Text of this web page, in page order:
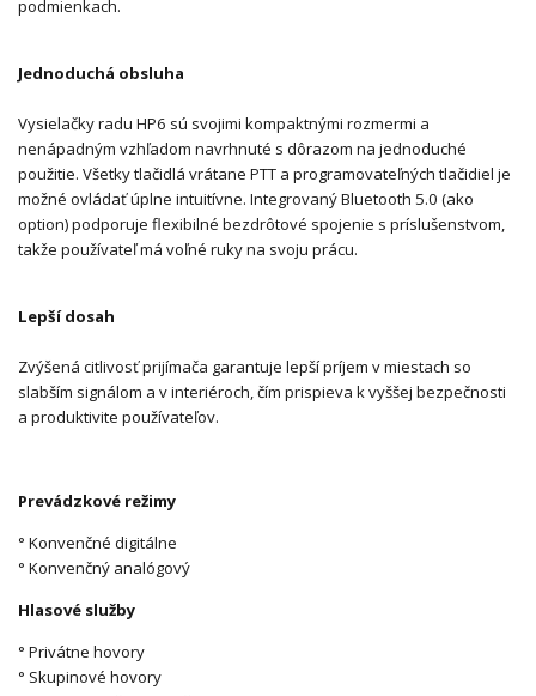
podmienkach.
Jednoduchá obsluha
Vysielačky radu HP6 sú svojimi kompaktnými rozmermi a
nenápadným vzhľadom navrhnuté s dôrazom na jednoduché
použitie. Všetky tlačidlá vrátane PTT a programovateľných tlačidiel je
možné ovládať úplne intuitívne. Integrovaný Bluetooth 5.0 (ako
option) podporuje flexibilné bezdrôtové spojenie s príslušenstvom,
takže používateľ má voľné ruky na svoju prácu.
Lepší dosah
Zvýšená citlivosť prijímača garantuje lepší príjem v miestach so
slabším signálom a v interiéroch, čím prispieva k vyššej bezpečnosti
a produktivite používateľov.
Prevádzkové režimy
° Konvenčné digitálne
° Konvenčný analógový
Hlasové služby
° Privátne hovory
° Skupinové hovory